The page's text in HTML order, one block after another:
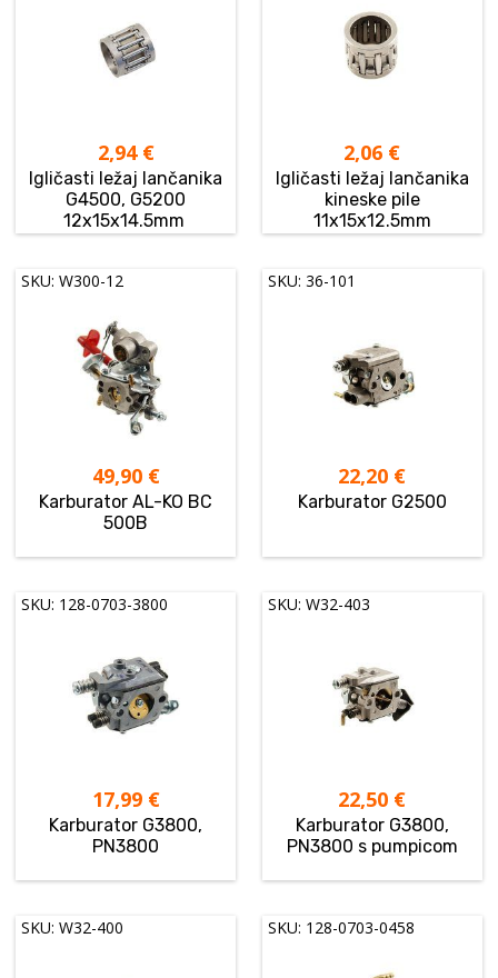
2,94 €
Igličasti ležaj lančanika
G4500, G5200
12x15x14.5mm
2,06 €
Igličasti ležaj lančanika
kineske pile
11x15x12.5mm
SKU: W300-12
49,90 €
Karburator AL-KO BC
500B
SKU: 36-101
22,20 €
Karburator G2500
SKU: 128-0703-3800
17,99 €
Karburator G3800,
PN3800
SKU: W32-403
22,50 €
Karburator G3800,
PN3800 s pumpicom
SKU: W32-400 SKU: 128-0703-0458